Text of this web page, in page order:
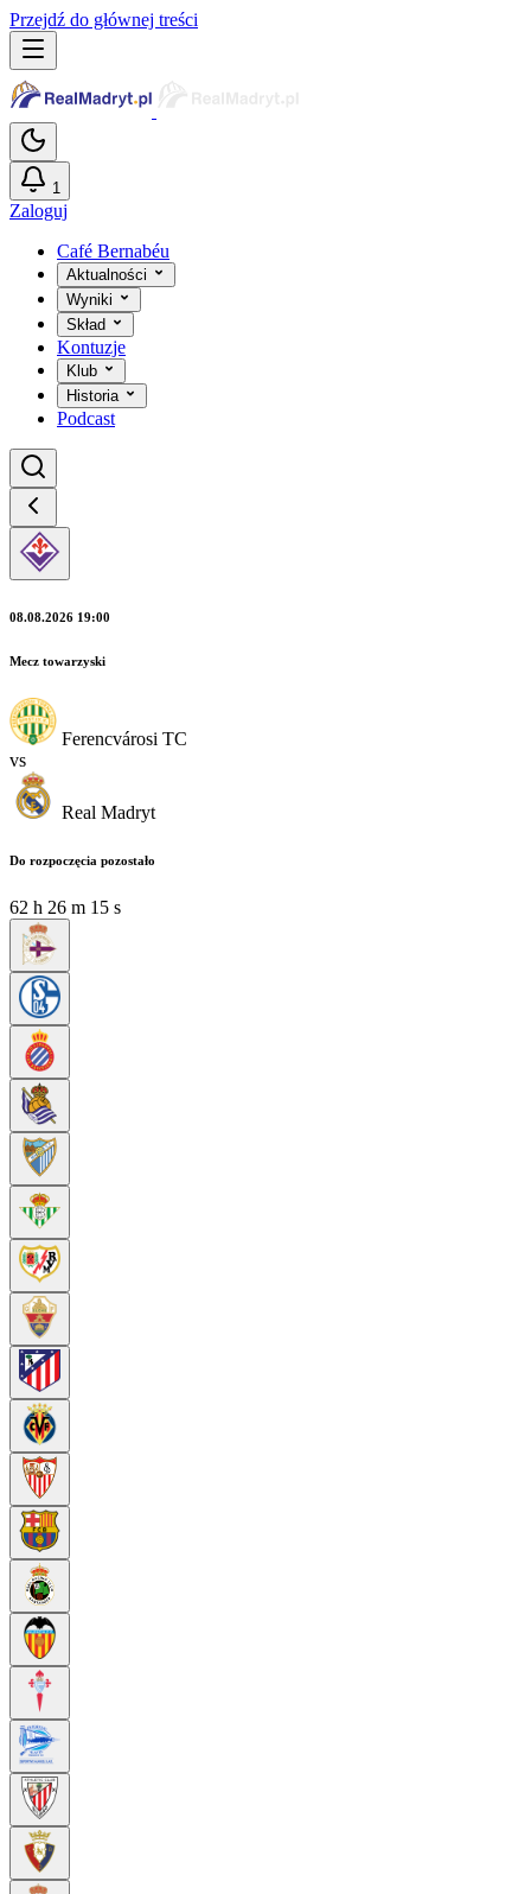
Przejdź do głównej treści
1
Zaloguj
Café Bernabéu
Aktualności
Wyniki
Skład
Kontuzje
Klub
Historia
Podcast
08.08.2026 19:00
Mecz towarzyski
Ferencvárosi TC
vs
Real Madryt
Do rozpoczęcia pozostało
62 h 26 m 14 s